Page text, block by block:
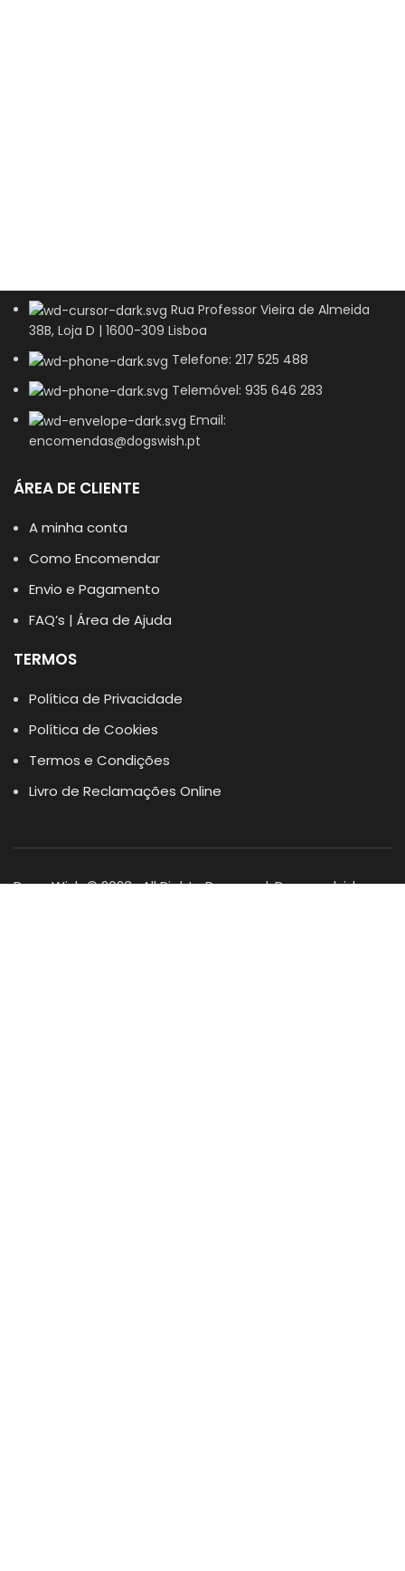
Rua Professor Vieira de Almeida
38B, Loja D | 1600-309 Lisboa
Telefone: 217 525 488
Telemóvel: 935 646 283
Email:
encomendas@dogswish.pt
ÁREA DE CLIENTE
A minha conta
Como Encomendar
Envio e Pagamento
FAQ’s | Área de Ajuda
TERMOS
Política de Privacidade
Política de Cookies
Termos e Condições
Livro de Reclamações Online
Dogs Wish © 2023 . All Rights Reserved. Desenvolvido por